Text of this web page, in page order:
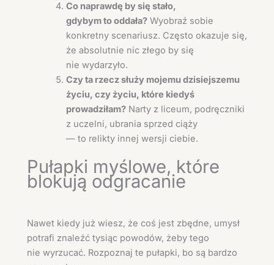
Co naprawdę by się stało,
gdybym to oddała?Wyobraź sobie
konkretny scenariusz. Często okazuje się,
że absolutnie nic złego by się
nie wydarzyło.
Czy ta rzecz służy mojemu dzisiejszemu
życiu, czy życiu, które kiedyś
prowadziłam?Narty z liceum, podręczniki
z uczelni, ubrania sprzed ciąży
— to relikty innej wersji ciebie.
Pułapki myślowe, które
blokują odgracanie
Nawet kiedy już wiesz, że coś jest zbędne, umysł
potrafi znaleźć tysiąc powodów, żeby tego
nie wyrzucać. Rozpoznaj te pułapki, bo są bardzo